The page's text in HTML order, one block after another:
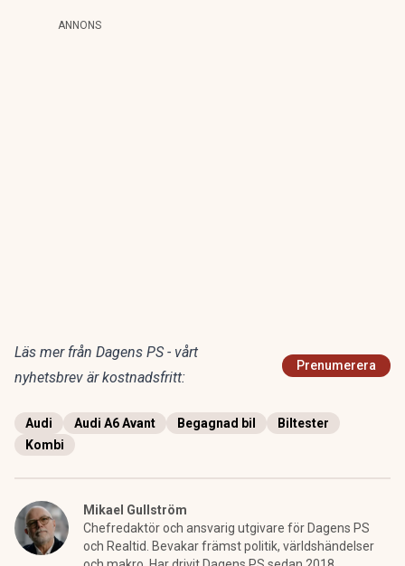
ANNONS
Läs mer från Dagens PS - vårt
nyhetsbrev är kostnadsfritt:
Prenumerera
Audi Audi A6 Avant Begagnad bil
Biltester
Kombi
Mikael Gullström
Chefredaktör och ansvarig utgivare för Dagens PS
och Realtid. Bevakar främst politik, världshändelser